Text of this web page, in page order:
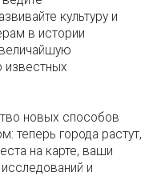
культуру и
в истории
известных
новых способов
теперь города растут,
на карте, ваши
и